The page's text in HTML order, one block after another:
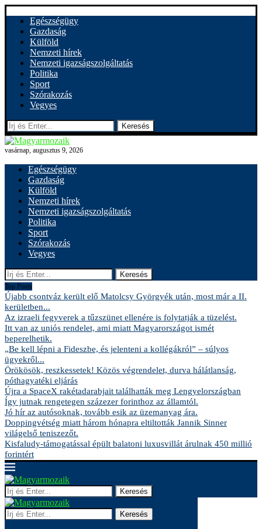
Egészségügy
Gazdaság
Külföld
Nemzeti hírek
Nemzeti igazságszolgáltatás
Politika
Sport
Szórakozás
Vegyes
Keresés
vasárnap, augusztus 9, 2026
Egészségügy
Gazdaság
Külföld
Nemzeti hírek
Nemzeti igazságszolgáltatás
Politika
Sport
Szórakozás
Vegyes
Keresés
Top Posts
Újabb csontváz került elő Matolcsy Györgyék után, most már a II.
kerületben...
Az izraeli fegyverek a tűzszünet ellenére is folytatják a tüzelést.
Itt van az uniós rendelet, ami miatt Magyarországot ismét
beperelhetik.
„Be kell lépni a Fideszbe, és jelenteni a kollégákról” – súlyos
ügyekről...
Örökösök, reszkessetek! Közös végrendelet, durva hálátlanság,
póthagyatéki eljárás
Újra a SpaceX rakétadarabjait találhatták meg Lengyelországban
Így jutnak rengetegen százezer forinthoz az államtól.
Jó hír az autósoknak, tovább esik az üzemanyag ára.
Doppingvétség miatt három hónapra eltiltották Jannik Sinner
világelső teniszezőt.
Kisfaludy-támogatással épült balatoni luxusvillát árulnak 450 millió
forintért
Keresés
Keresés